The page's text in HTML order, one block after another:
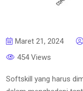
Maret 21, 2024
454 Views
Softskill yang harus